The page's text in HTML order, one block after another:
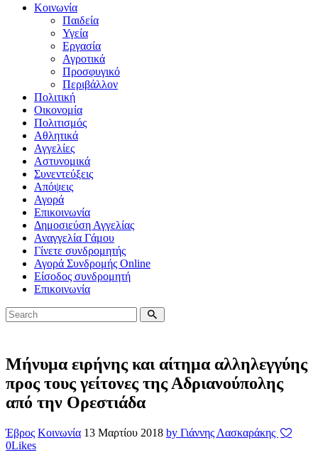
Κοινωνία
Παιδεία
Υγεία
Εργασία
Αγροτικά
Προσφυγικό
Περιβάλλον
Πολιτική
Οικονομία
Πολιτισμός
Αθλητικά
Αγγελίες
Αστυνομικά
Συνεντεύξεις
Απόψεις
Αγορά
Επικοινωνία
Δημοσιεύση Αγγελίας
Αναγγελία Γάμου
Γίνετε συνδρομητής
Αγορά Συνδρομής Online
Είσοδος συνδρομητή
Επικοινωνία
Μήνυμα ειρήνης και αίτημα αλληλεγγύης
προς τους γείτονες της Αδριανούπολης
από την Ορεστιάδα
Έβρος Κοινωνία 13 Μαρτίου 2018 by Γιάννης Λασκαράκης
0Likes